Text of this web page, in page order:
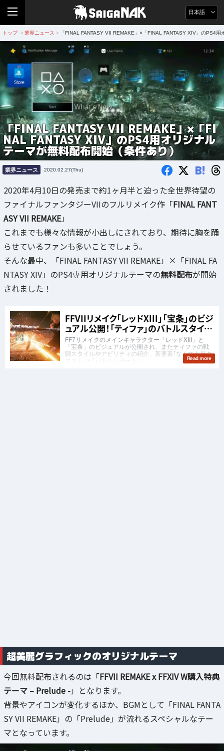
日本語
トップ > 業界ニュース > 「FINAL FANTASY VII REMAKE」×「FINAL FANTASY XIV」のPS4
「FINAL FANTASY VII REMAKE」×「FI
NAL FANTASY XIV」のPS4用オリジナル
テーマが無料配布開始（条件あり）
業界ニュース 2020.02.27(Thu) B!
2020年4月10日の発売まで約1ヶ月半と迫った全世界待望の
ファイナルファンタジーVIIのフルリメイク作「FINAL FANT
ASY VII REMAKE」
これまでも様々な情報が小出しにされており、期待に胸を踊
らせているファンも多いことでしょう。
そんな最中、「FINAL FANTASY VII REMAKE」×「FINAL FA
NTASY XIV」のPS4専用オリジナルテーマの無料配布が開始
されました！
超美麗グラフィックのオリジナルテーマ
今回無料配布されるのは「FFVII REMAKE x FFXIV W購入特典
テーマ – Prelude -」となります。
背景やアイコンが変化するほか、BGMとして「FINAL FANTA
SY VII REMAKE」の「Prelude」が流れるスペシャルなテー
マとなっています。